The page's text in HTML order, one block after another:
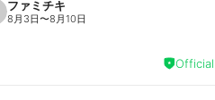
ファミチキ
8月3日〜8月10日